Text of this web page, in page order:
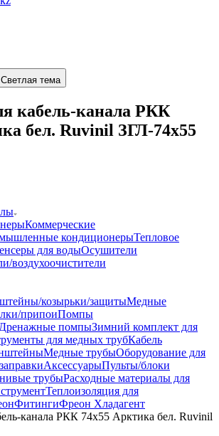
Светлая тема
кабель-канала РКК
бел. Ruvinil ЗГЛ-74х55
Коммерческие
кондиционерыТепловое
для водыОсушители
воздухоочистители
козырьки/защитыМедные
припоиПомпы
Дренажные помпыЗимний комплект для
для медных трубКабель
Медные трубыОборудование для
АксессуарыПульты/блоки
трубыРасходные материалы для
Теплоизоляция для
ФитингиФреон Хладагент
канала РКК 74х55 Арктика бел. Ruvinil